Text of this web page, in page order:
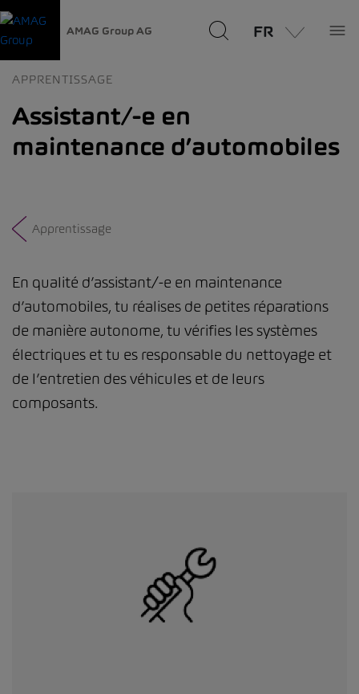
AMAG Group AG FR
APPRENTISSAGE
Assistant/-e en
maintenance d’automobiles
Apprentissage
En qualité d’assistant/-e en maintenance
d’automobiles, tu réalises de petites réparations
de manière autonome, tu vérifies les systèmes
électriques et tu es responsable du nettoyage et
de l’entretien des véhicules et de leurs
composants.